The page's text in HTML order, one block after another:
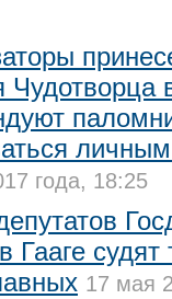
Чудотворца
года, 18:25
Гааге судят
17 мая